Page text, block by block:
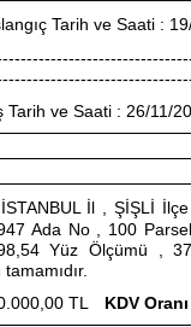
Tarih ve Saati :
Tarih ve Saati : 26/11/
İl , ŞİŞLİ
Ada No , 100
Yüz Ölçümü ,
TL KDV